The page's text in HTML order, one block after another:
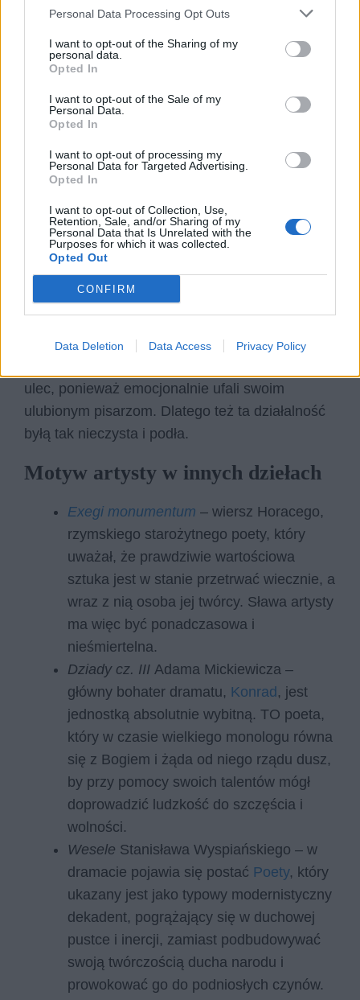
Personal Data Processing Opt Outs
I want to opt-out of the Sharing of my
personal data.
Opted In
I want to opt-out of the Sale of my
Personal Data.
Opted In
I want to opt-out of processing my
Personal Data for Targeted Advertising.
Opted In
I want to opt-out of Collection, Use,
Retention, Sale, and/or Sharing of my
Personal Data that Is Unrelated with the
Purposes for which it was collected.
Opted Out
CONFIRM
Data Deletion Data Access Privacy Policy
ewidentnie błędny ruch życiowy w postaci
propagandowych. Dla niektórych przekonująca
była wizja uznania, zaszczytów, pieniędzy i
sławy, jakie miały wiązać się z działalnością
propagandową, inni naprawdę wierzyli w
Artysta jako taki jednak przedstawiony został
bardzo instrumentalnie, jako narzędzie, które
można łatwo oszukać albo kupić i wykorzystać
do swoich nieczystych celów. Poeci cieszyli się
wówczas dużą poczytnością, a więc mieli duży
wpływ na psychikę narodu. W momencie kiedy
intelektualna i duchowa elita zaczęła
przekonywać prostych ludzi do komunizmu,
ulec, ponieważ emocjonalnie ufali swoim
ulubionym pisarzom. Dlatego też ta działalność
byłą tak nieczysta i podła.
Motyw artysty w innych dziełach
Exegi monumentum – wiersz Horacego,
rzymskiego starożytnego poety, który
uważał, że prawdziwie wartościowa
sztuka jest w stanie przetrwać wiecznie, a
wraz z nią osoba jej twórcy. Sława artysty
ma więc być ponadczasowa i
nieśmiertelna.
Dziady cz. III Adama Mickiewicza –
główny bohater dramatu, Konrad , jest
jednostką absolutnie wybitną. TO poeta,
który w czasie wielkiego monologu równa
się z Bogiem i żąda od niego rządu dusz,
by przy pomocy swoich talentów mógł
doprowadzić ludzkość do szczęścia i
wolności.
Wesele Stanisława Wyspiańskiego – w
dramacie pojawia się postać Poety, który
ukazany jest jako typowy modernistyczny
dekadent, pogrążający się w duchowej
pustce i inercji, zamiast podbudowywać
swoją twórczością ducha narodu i
prowokować go do podniosłych czynów.